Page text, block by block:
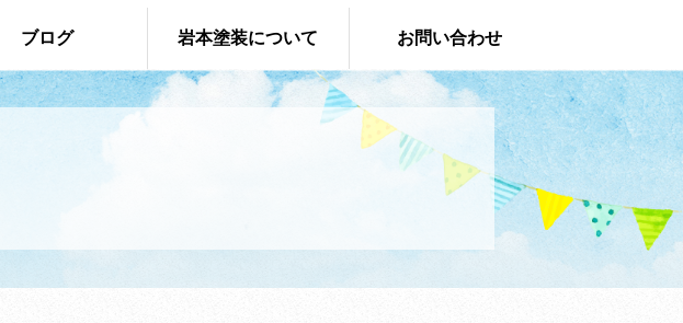
ブログ
施工事例
お客様のお声
岩本塗装について お問い合わせ